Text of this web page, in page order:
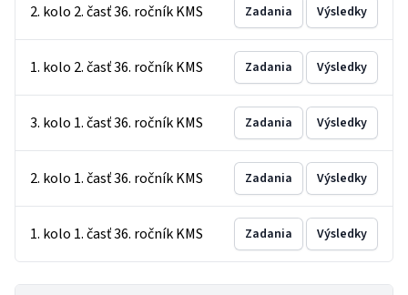
2. kolo 2. časť 36. ročník KMS Zadania Výsledky
1. kolo 2. časť 36. ročník KMS Zadania Výsledky
3. kolo 1. časť 36. ročník KMS Zadania Výsledky
2. kolo 1. časť 36. ročník KMS Zadania Výsledky
1. kolo 1. časť 36. ročník KMS Zadania Výsledky